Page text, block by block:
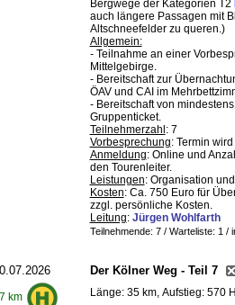
Bergwege der Kategorien T2
auch längere Passagen mit
Altschneefelder zu queren.)
Allgemein:
- Teilnahme an einer
Mittelgebirge.
- Bereitschaft zur
ÖAV und CAI im
- Bereitschaft von
Gruppenticket.
Teilnehmerzahl : 7
Vorbesprechung: Termin
Anmeldung: Online und
den Tourenleiter.
Leistungen: Organisation
Kosten: Ca. 750 Euro für
zzgl. persönliche Kosten.
Leitung: Jürgen Wohlfarth
Teilnehmende: 7 / Warteliste: 1 /
km
Der Kölner Weg - Teil 7
Länge: 35 km, Aufstieg: 570